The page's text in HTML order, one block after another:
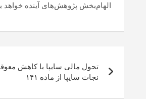
الهام‌بخش پژوهش‌های آینده خواهد
نوشته
تحول مالی سایپا با کاهش
نجات سایپا از ماده ۱۴۱